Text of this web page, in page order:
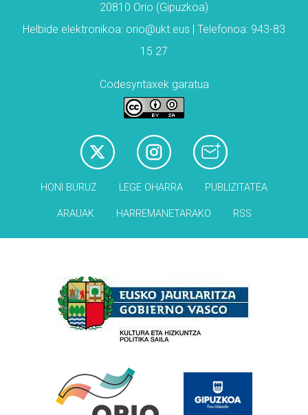
20810 Orio (Gipuzkoa)
Helbide elektronikoa: orio@ukt.eus | Telefonoa: 943-83
15 27
Codesyntaxek garatua
HONI BURUZ LEGE OHARRA PUBLIZITATEA
ARAUAK HARREMANETARAKO RSS